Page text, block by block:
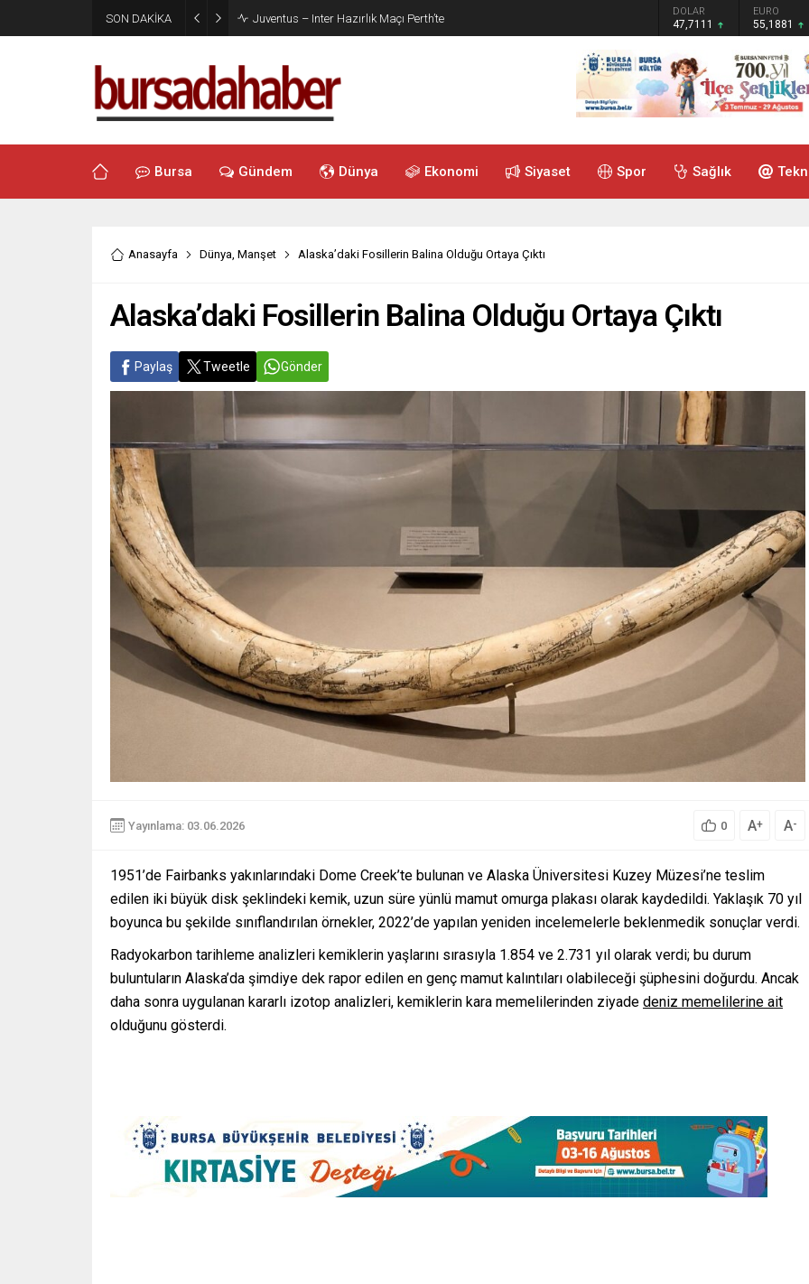
SON DAKİKA Juventus – Inter Hazırlık Maçı Perth’te DOLAR
47,7111
EURO
55,1881
Bursa Gündem Dünya Ekonomi Siyaset Spor Sağlık
Anasayfa Dünya, Manşet Alaska’daki Fosillerin Balina Olduğu Ortaya Çıktı
Alaska’daki Fosillerin Balina Olduğu Ortaya Çıktı
Paylaş Tweetle Gönder
Yayınlama: 03.06.2026 0 A+ A-
1951’de Fairbanks yakınlarındaki Dome Creek’te bulunan ve Alaska Üniversitesi Kuzey Müzesi’ne teslim
edilen iki büyük disk şeklindeki kemik, uzun süre yünlü mamut omurga plakası olarak kaydedildi. Yaklaşık 70 yıl
boyunca bu şekilde sınıflandırılan örnekler, 2022’de yapılan yeniden incelemelerle beklenmedik sonuçlar verdi.
Radyokarbon tarihleme analizleri kemiklerin yaşlarını sırasıyla 1.854 ve 2.731 yıl olarak verdi; bu durum
buluntuların Alaska’da şimdiye dek rapor edilen en genç mamut kalıntıları olabileceği şüphesini doğurdu. Ancak
daha sonra uygulanan kararlı izotop analizleri, kemiklerin kara memelilerinden ziyade deniz memelilerine ait
olduğunu gösterdi.